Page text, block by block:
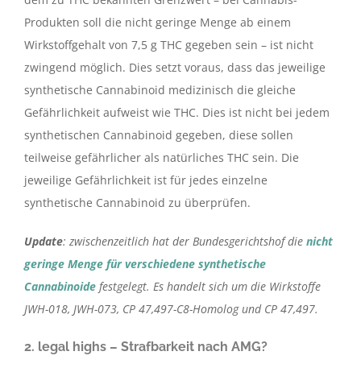
Produkten soll die nicht geringe Menge ab einem
Wirkstoffgehalt von 7,5 g THC gegeben sein – ist nicht
zwingend möglich. Dies setzt voraus, dass das jeweilige
synthetische Cannabinoid medizinisch die gleiche
Gefährlichkeit aufweist wie THC. Dies ist nicht bei jedem
synthetischen Cannabinoid gegeben, diese sollen
teilweise gefährlicher als natürliches THC sein. Die
jeweilige Gefährlichkeit ist für jedes einzelne
synthetische Cannabinoid zu überprüfen.
Update: zwischenzeitlich hat der Bundesgerichtshof die nicht
geringe Menge für verschiedene synthetische
Cannabinoide festgelegt. Es handelt sich um die Wirkstoffe
JWH-018, JWH-073, CP 47,497-C8-Homolog und CP 47,497.
2. legal highs – Strafbarkeit nach AMG?